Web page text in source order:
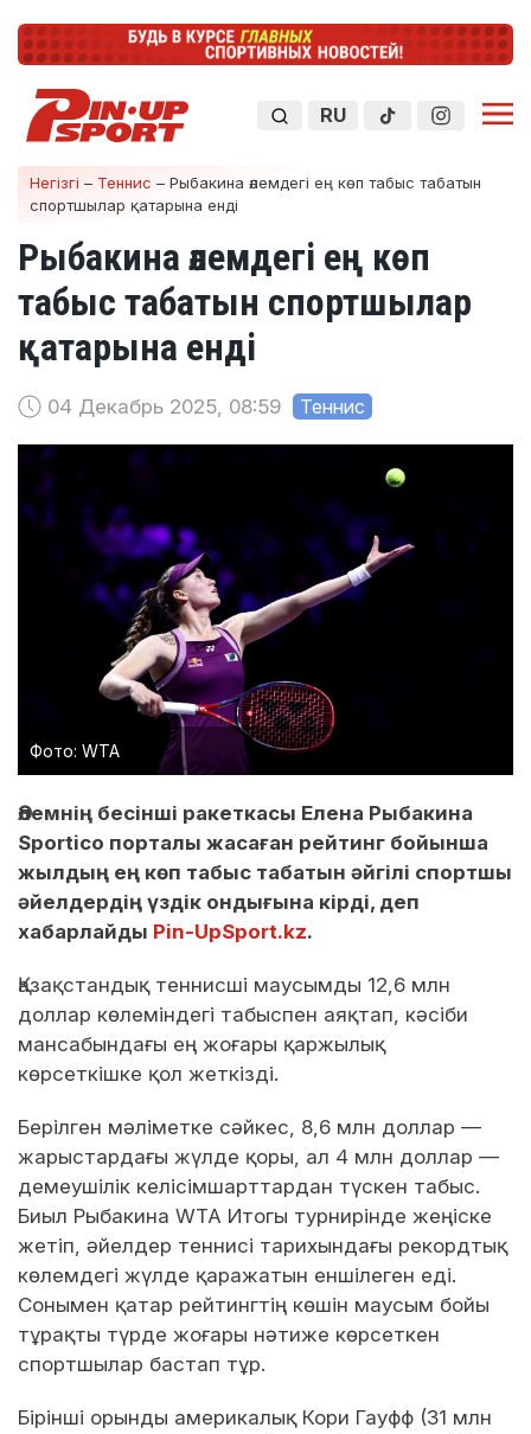
RU
Негізгі – Теннис – Рыбакина әлемдегі ең көп табыс табатын
спортшылар қатарына енді
Рыбакина әлемдегі ең көп
табыс табатын спортшылар
қатарына енді
04 Декабрь 2025, 08:59 Теннис
Фото: WTA
Әлемнің бесінші ракеткасы Елена Рыбакина
Sportico порталы жасаған рейтинг бойынша
жылдың ең көп табыс табатын әйгілі спортшы
әйелдердің үздік ондығына кірді, деп
хабарлайды Pin-UpSport.kz.
Қазақстандық теннисші маусымды 12,6 млн
доллар көлеміндегі табыспен аяқтап, кәсіби
мансабындағы ең жоғары қаржылық
көрсеткішке қол жеткізді.
Берілген мәліметке сәйкес, 8,6 млн доллар —
жарыстардағы жүлде қоры, ал 4 млн доллар —
демеушілік келісімшарттардан түскен табыс.
Биыл Рыбакина WTA Итогы турнирінде жеңіске
жетіп, әйелдер теннисі тарихындағы рекордтық
көлемдегі жүлде қаражатын еншілеген еді.
Сонымен қатар рейтингтің көшін маусым бойы
тұрақты түрде жоғары нәтиже көрсеткен
спортшылар бастап тұр.
Бірінші орынды америкалық Кори Гауфф (31 млн